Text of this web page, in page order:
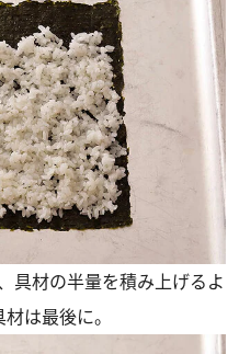
具材の半量を積み上げるよ
は最後に。